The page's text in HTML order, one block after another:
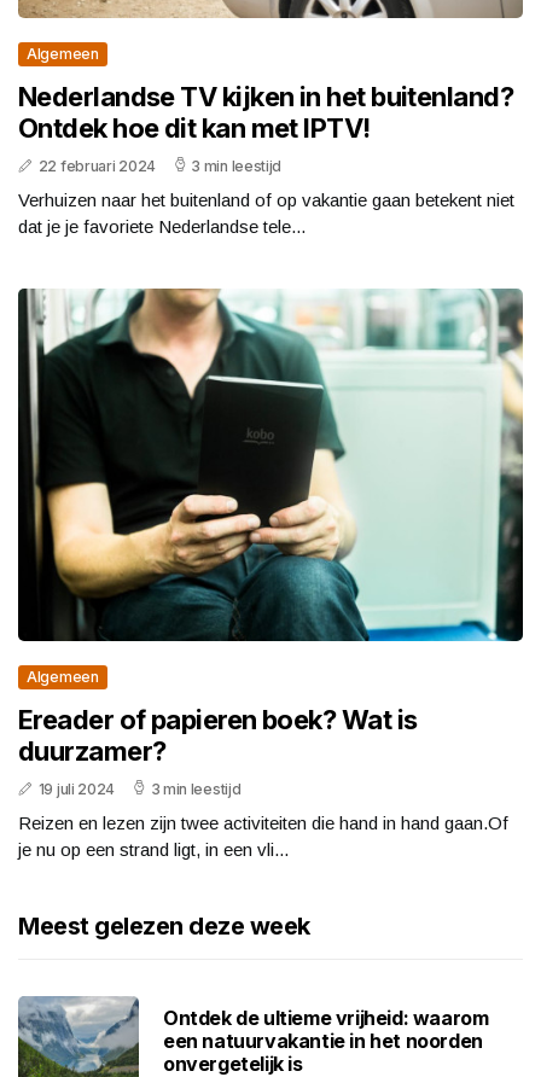
Algemeen
Nederlandse TV kijken in het buitenland?
Ontdek hoe dit kan met IPTV!
22 februari 2024 3 min leestijd
Verhuizen naar het buitenland of op vakantie gaan betekent niet
dat je je favoriete Nederlandse tele...
Algemeen
Ereader of papieren boek? Wat is
duurzamer?
19 juli 2024 3 min leestijd
Reizen en lezen zijn twee activiteiten die hand in hand gaan.Of
je nu op een strand ligt, in een vli...
Meest gelezen deze week
Ontdek de ultieme vrijheid: waarom
een natuurvakantie in het noorden
onvergetelijk is